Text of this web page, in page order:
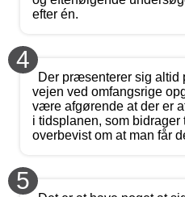
efter én.
4
Der præsenterer sig altid
vejen ved omfangsrige
være afgørende at der er
i tidsplanen, som bidrager
overbevist om at man får
5